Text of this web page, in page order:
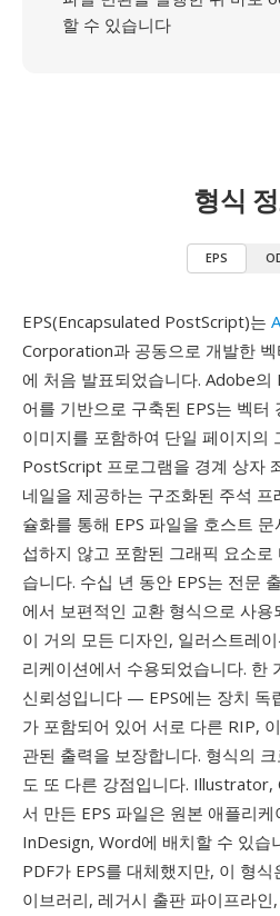
할 수 있습니다
형식
EPS
EPS(Encapsulated PostScript)는
Corporation과 공동으로 개발한
에 처음 발표되었습니다. Adobe
어를 기반으로 구축된 EPS는 벡터
이미지를 포함하여 단일 페이지의
PostScript 프로그램을 경계 상자
네일을 제공하는 구조화된 주석
슐화를 통해 EPS 파일을 호스트
섭하지 않고 포함된 그래픽 요소
습니다. 수십 년 동안 EPS는 전문
에서 보편적인 교환 형식으로 사
이 거의 모든 디자인, 일러스트레
리케이션에서 수용되었습니다. 한
신뢰성입니다 — EPS에는 장치 독
가 포함되어 있어 서로 다른 RIP,
관된 출력을 보장합니다. 형식의
도 또 다른 강점입니다. Illustrator,
서 만든 EPS 파일은 원본 애플리
InDesign, Word에 배치할 수 있습
PDF가 EPS를 대체했지만, 이 형
이브러리, 레거시 출판 파이프라